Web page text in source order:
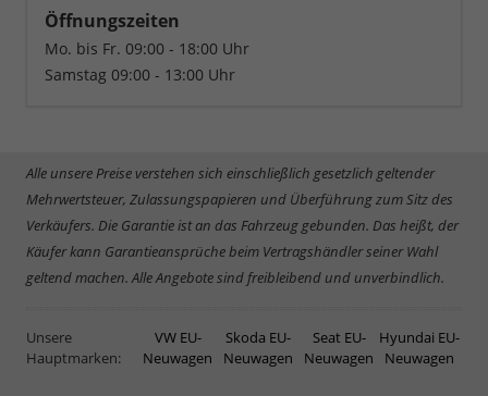
Öffnungszeiten
Mo. bis Fr. 09:00 - 18:00 Uhr
Samstag 09:00 - 13:00 Uhr
Alle unsere Preise verstehen sich einschließlich gesetzlich geltender
Mehrwertsteuer, Zulassungspapieren und Überführung zum Sitz des
Verkäufers. Die Garantie ist an das Fahrzeug gebunden. Das heißt, der
Käufer kann Garantieansprüche beim Vertragshändler seiner Wahl
geltend machen. Alle Angebote sind freibleibend und unverbindlich.
Unsere
Hauptmarken:
VW EU-
Neuwagen
Skoda EU-
Neuwagen
Seat EU-
Neuwagen
Hyundai EU-
Neuwagen